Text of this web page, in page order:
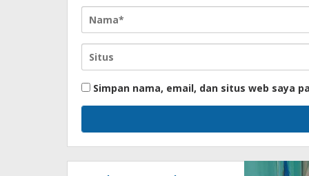
Simpan nama, email, dan situs web saya